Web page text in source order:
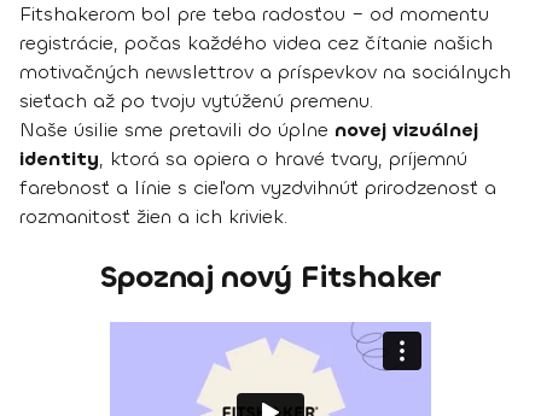
Fitshakerom bol pre teba radosťou – od momentu
registrácie, počas každého videa cez čítanie našich
motivačných newslettrov a príspevkov na sociálnych
sieťach až po tvoju vytúženú premenu.
Naše úsilie sme pretavili do úplne novej vizuálnej
identity, ktorá sa opiera o hravé tvary, príjemnú
farebnosť a línie s cieľom vyzdvihnúť prirodzenosť a
rozmanitosť žien a ich kriviek.
Spoznaj nový Fitshaker